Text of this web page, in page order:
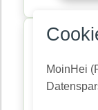
MoinHei
alle